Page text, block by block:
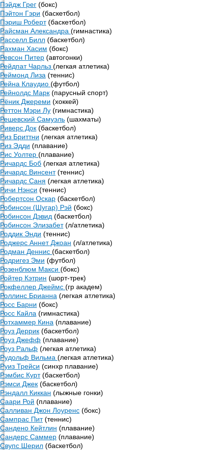
Пэйдж Грег (бокс)
Пэйтон Гэри (баскетбол)
Пэриш Роберт(баскетбол)
Райсман Александра (гимнастика)
Расселл Билл (баскетбол)
Рахман Хасим (бокс)
Ревсон Питер (автогонки)
Рейдпат Чарльз (легкая атлетика)
Реймонд Лиза (теннис)
Рейна Клаудио (футбол)
Рейнолдс Марк (парусный спорт)
Рёник Джереми (хоккей)
Реттон Мэри Лу (гимнастика)
Решевский Самуэль (шахматы)
Риверс Док (баскетбол)
Риз Бриттни (легкая атлетика)
Риз Эдди (плавание)
Рис Уолтер (плавание)
Ричардс Боб (легкая атлетика)
Ричардс Винсент(теннис)
Ричардс Саня (легкая атлетика)
Ричи Нэнси (теннис)
Робертсон Оскар (баскетбол)
Робинсон (Шугар) Рэй (бокс)
Робинсон Дэвид (баскетбол)
Робинсон Элизабет(л/атлетика)
Роддик Энди (теннис)
Роджерс Аннет Джоан (л/атлетика)
Родман Деннис (баскетбол)
Родригез Эми (футбол)
Розенблюм Макси (бокс)
Ройтер Кэтрин (шорт-трек)
Рокфеллер Джеймс (гр академ)
Роллинс Брианна (легкая атлетика)
Росс Барни (бокс)
Росс Кайла (гимнастика)
Ротхаммер Кина (плавание)
Роуз Деррик (баскетбол)
Роуз Джефф (плавание)
Роуз Ральф (легкая атлетика)
Рудольф Вильма (легкая атлетика)
Руиз Трейси (синхр плавание)
Рэмбис Курт(баскетбол)
Рэмси Джек (баскетбол)
Рэндалл Киккан (лыжные гонки)
Саари Рой (плавание)
Салливан Джон Лоуренс (бокс)
Сампрас Пит(теннис)
Сандено Кейтлин (плавание)
Сандерс Саммер (плавание)
Свупс Шерил (баскетбол)